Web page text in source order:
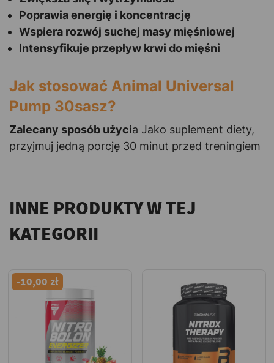
Poprawia energię i koncentrację
Wspiera rozwój suchej masy mięśniowej
Intensyfikuje przepływ krwi do mięśni
Jak stosować Animal Universal
Pump 30sasz?
Zalecany sposób użycia Jako suplement diety,
przyjmuj jedną porcję 30 minut przed treningiem
INNE PRODUKTY W TEJ
KATEGORII
-10,00 zł